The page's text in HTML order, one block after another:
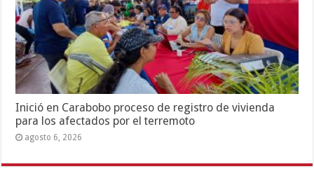
Inició en Carabobo proceso de registro de vivienda
para los afectados por el terremoto
agosto 6, 2026